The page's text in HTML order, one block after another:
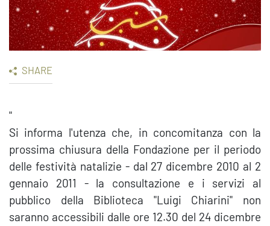
SHARE
"
Si informa l'utenza che, in concomitanza con la
prossima chiusura della Fondazione per il periodo
delle festività natalizie - dal 27 dicembre 2010 al 2
gennaio 2011 - la consultazione e i servizi al
pubblico della Biblioteca "Luigi Chiarini" non
saranno accessibili dalle ore 12.30 del 24 dicembre